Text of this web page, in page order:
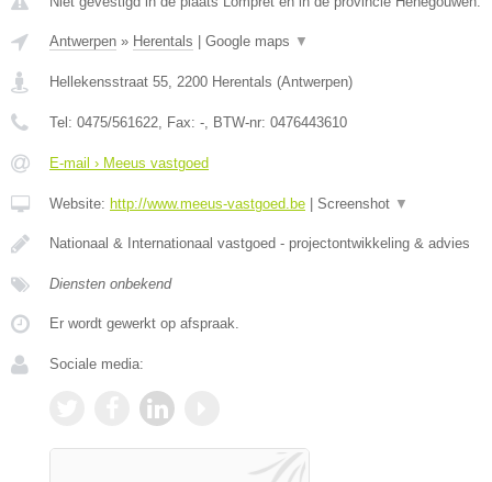
Antwerpen » Herentals Google maps ▼
Hellekensstraat 55, 2200 Herentals (Antwerpen)
Tel: 0475/561622, Fax: -, BTW-nr: 0476443610
E-mail › Meeus vastgoed
Website: http://www.meeus-vastgoed.be Screenshot ▼
Nationaal & Internationaal vastgoed - projectontwikkeling & advies
Diensten onbekend
Er wordt gewerkt op afspraak.
Sociale media: